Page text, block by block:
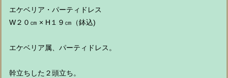
エケベリア・パーティドレス
W２０㎝ × H１９㎝（鉢込)
エケベリア属、パーティドレス。
幹立ちした２頭立ち。